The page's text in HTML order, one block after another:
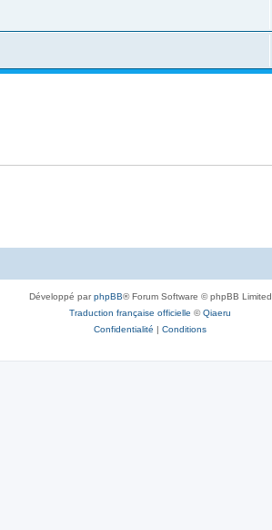
Développé parphpBB® Forum Software © phpBB Limited
Traduction française officielle ©Qiaeru
Confidentialité | Conditions